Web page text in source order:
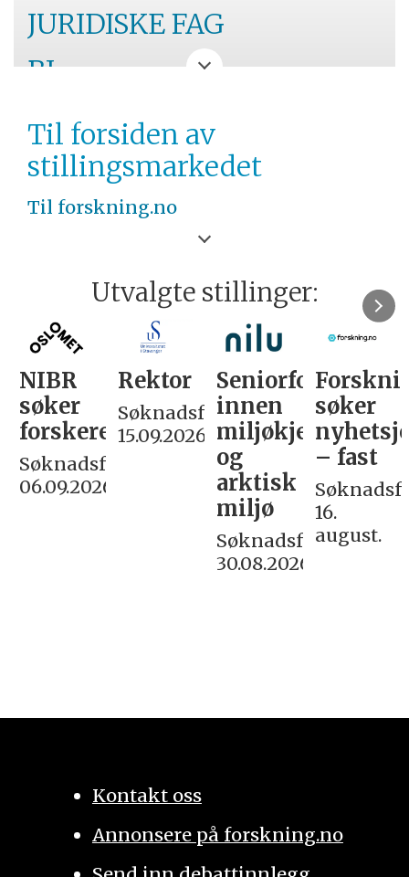
JURIDISKE FAG
BI
ØSTLANDET
Til forsiden av
stillingsmarkedet
Til forskning.no
Utvalgte stillinger:
NIBR
søker
forskere
Søknadsfrist:
06.09.2026
Rektor
Søknadsfrist:
15.09.2026
Seniorforsker
innen
miljøkjemi
og
arktisk
miljø
Søknadsfrist:
30.08.2026
søker
– fast
16.
august.
Kontakt oss
Annonsere på forskning.no